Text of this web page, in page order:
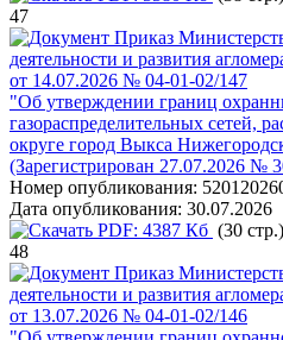
47
Приказ
деятельности и развития
от 14.07.2026 № 04-01-02/147
"Об утверждении границ
газораспределительных сетей,
округе город Выкса
(Зарегистрирован 27.07.2026 №
Номер опубликования:
Дата опубликования: 30.07.2026
PDF: 4387 Кб (30 стр.)
48
Приказ
деятельности и развития
от 13.07.2026 № 04-01-02/146